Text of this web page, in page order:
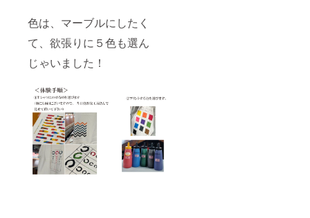
色は、マーブルにしたく
て、欲張りに５色も選ん
じゃいました！